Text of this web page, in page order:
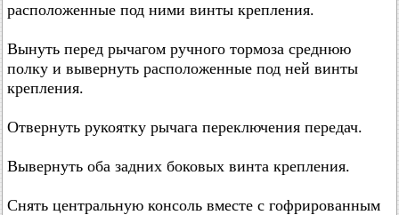
расположенные под ними винты крепления.
Вынуть перед рычагом ручного тормоза среднюю
полку и вывернуть расположенные под ней винты
крепления.
Отвернуть рукоятку рычага переключения передач.
Вывернуть оба задних боковых винта крепления.
Снять центральную консоль вместе с гофрированным